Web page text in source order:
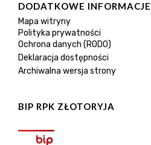
DODATKOWE INFORMACJE
Mapa witryny
Polityka prywatności
Ochrona danych (RODO)
Deklaracja dostępności
Archiwalna wersja strony
BIP RPK ZŁOTORYJA